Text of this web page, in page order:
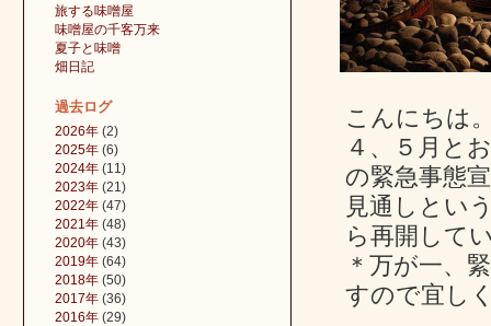
こんにちは
４、５月と
の緊急事態
見通しとい
ら再開して
＊万が一、
すので宜し
旅する味噌屋
味噌屋の千客万来
夏子と味噌
畑日記
過去ログ
2026年 (2)
2025年 (6)
2024年 (11)
2023年 (21)
2022年 (47)
2021年 (48)
2020年 (43)
2019年 (64)
2018年 (50)
2017年 (36)
2016年 (29)